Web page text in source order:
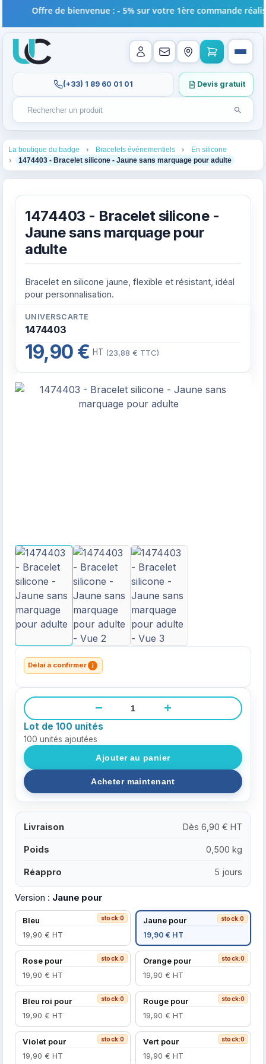
Rechercher un produit
Recherches récentes au focus. Tapez au moins 2
Lancer
(+33) 1 89 60 01 01 Devis gratuit
Offre de bienvenue : - 5% sur votre 1ère commande
La boutique du badge Bracelets événementiels En silicone
1474403 - Bracelet silicone - Jaune sans marquage pour adulte 4
1474403 - Bracelet silicone -
Jaune sans marquage pour
adulte
Bracelet en silicone jaune, flexible et résistant, idéal
pour personnalisation.
UNIVERSCARTE
1474403
19,90 € HT (23,88 € TTC)
Délai à confirmer i
− +
Lot de 100 unités
100 unités ajoutées
Livraison Dès 6,90 € HT
Poids 0,500 kg
Réappro 5 jours
Version : Jaune pour
stock:0
Bleu
19,90 € HT
stock:0
Jaune pour
19,90 € HT
stock:0
Rose pour
19,90 € HT
stock:0
Orange pour
19,90 € HT
stock:0
Bleu roi pour
19,90 € HT
stock:0
Rouge pour
19,90 € HT
stock:0
Violet pour
19,90 € HT
stock:0
Vert pour
19,90 € HT